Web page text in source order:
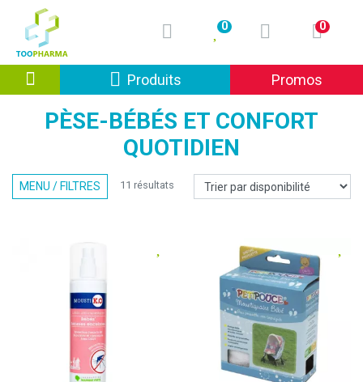
0 0
ProduitsAfficher la navigation
Promos
PÈSE-BÉBÉS ET CONFORT
QUOTIDIEN
MENU / FILTRES 11 résultats